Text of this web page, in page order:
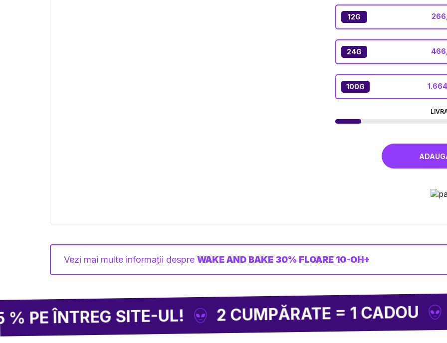
12G
24G
100G
Vezi mai multe informații despre WAKE AND BAKE 30% FLOARE 10-OH+
SITE-UL! 2 CUMPĂRATE = 1 CADOU